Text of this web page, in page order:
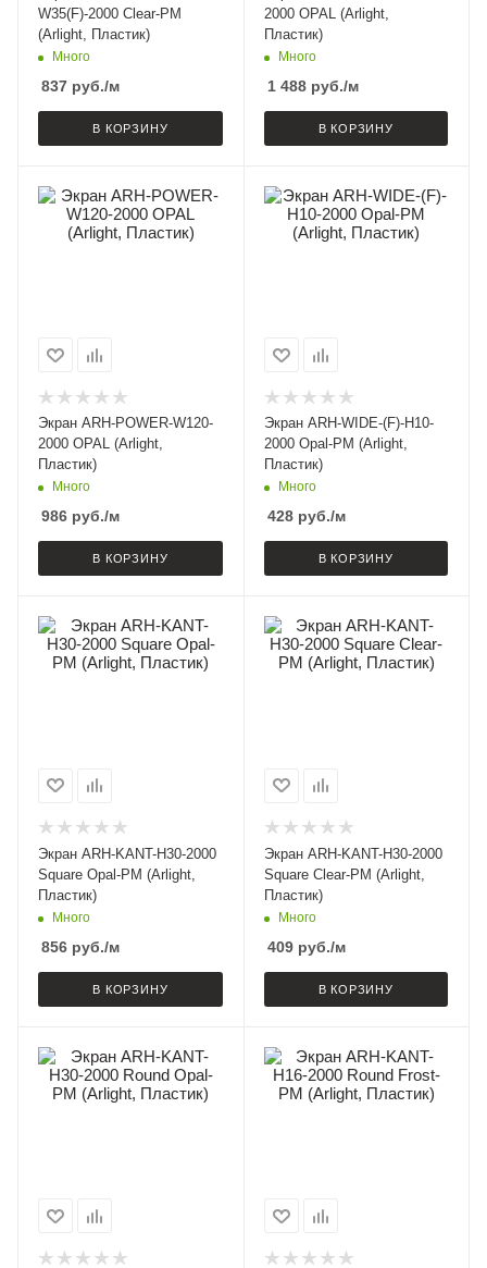
W35(F)-2000 Clear-PM
(Arlight, Пластик)
Много
837 руб./м
В КОРЗИНУ
2000 OPAL (Arlight,
Пластик)
Много
1 488руб./м
В КОРЗИНУ
Экран ARH-POWER-W120-
2000 OPAL (Arlight,
Пластик)
Много
986 руб./м
В КОРЗИНУ
Экран ARH-WIDE-(F)-H10-
2000 Opal-PM (Arlight,
Пластик)
Много
428руб./м
В КОРЗИНУ
Экран ARH-KANT-H30-2000
Square Opal-PM (Arlight,
Пластик)
Много
856 руб./м
В КОРЗИНУ
Экран ARH-KANT-H30-2000
Square Clear-PM (Arlight,
Пластик)
Много
409руб./м
В КОРЗИНУ